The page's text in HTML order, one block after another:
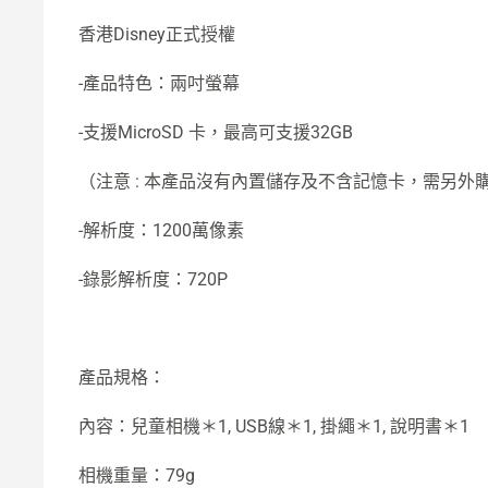
香港Disney正式授權
-產品特色：兩吋螢幕
-支援MicroSD 卡，最高可支援32GB
（注意 : 本產品沒有內置儲存及不含記憶卡，需另外
-解析度：1200萬像素
-錄影解析度：720P
產品規格：
內容：兒童相機＊1, USB線＊1, 掛繩＊1, 說明書＊1
相機重量：79g